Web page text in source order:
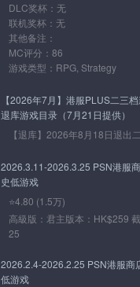
DLC奖杯：无
联机奖杯：无
其他备注：
MC评分：86
游戏类型：RPG, Strategy
【2026年7月】港服PLUS二三
退库游戏目录（7月21日提供）
【退库】2026年8月18日退出
2026.3.11-2026.3.25 PSN港服
史低游戏
⭐4.80 (1.5万)
高級版：君主版本：HK$259
25
2026.2.4-2026.2.25 PSN港服商
低游戏